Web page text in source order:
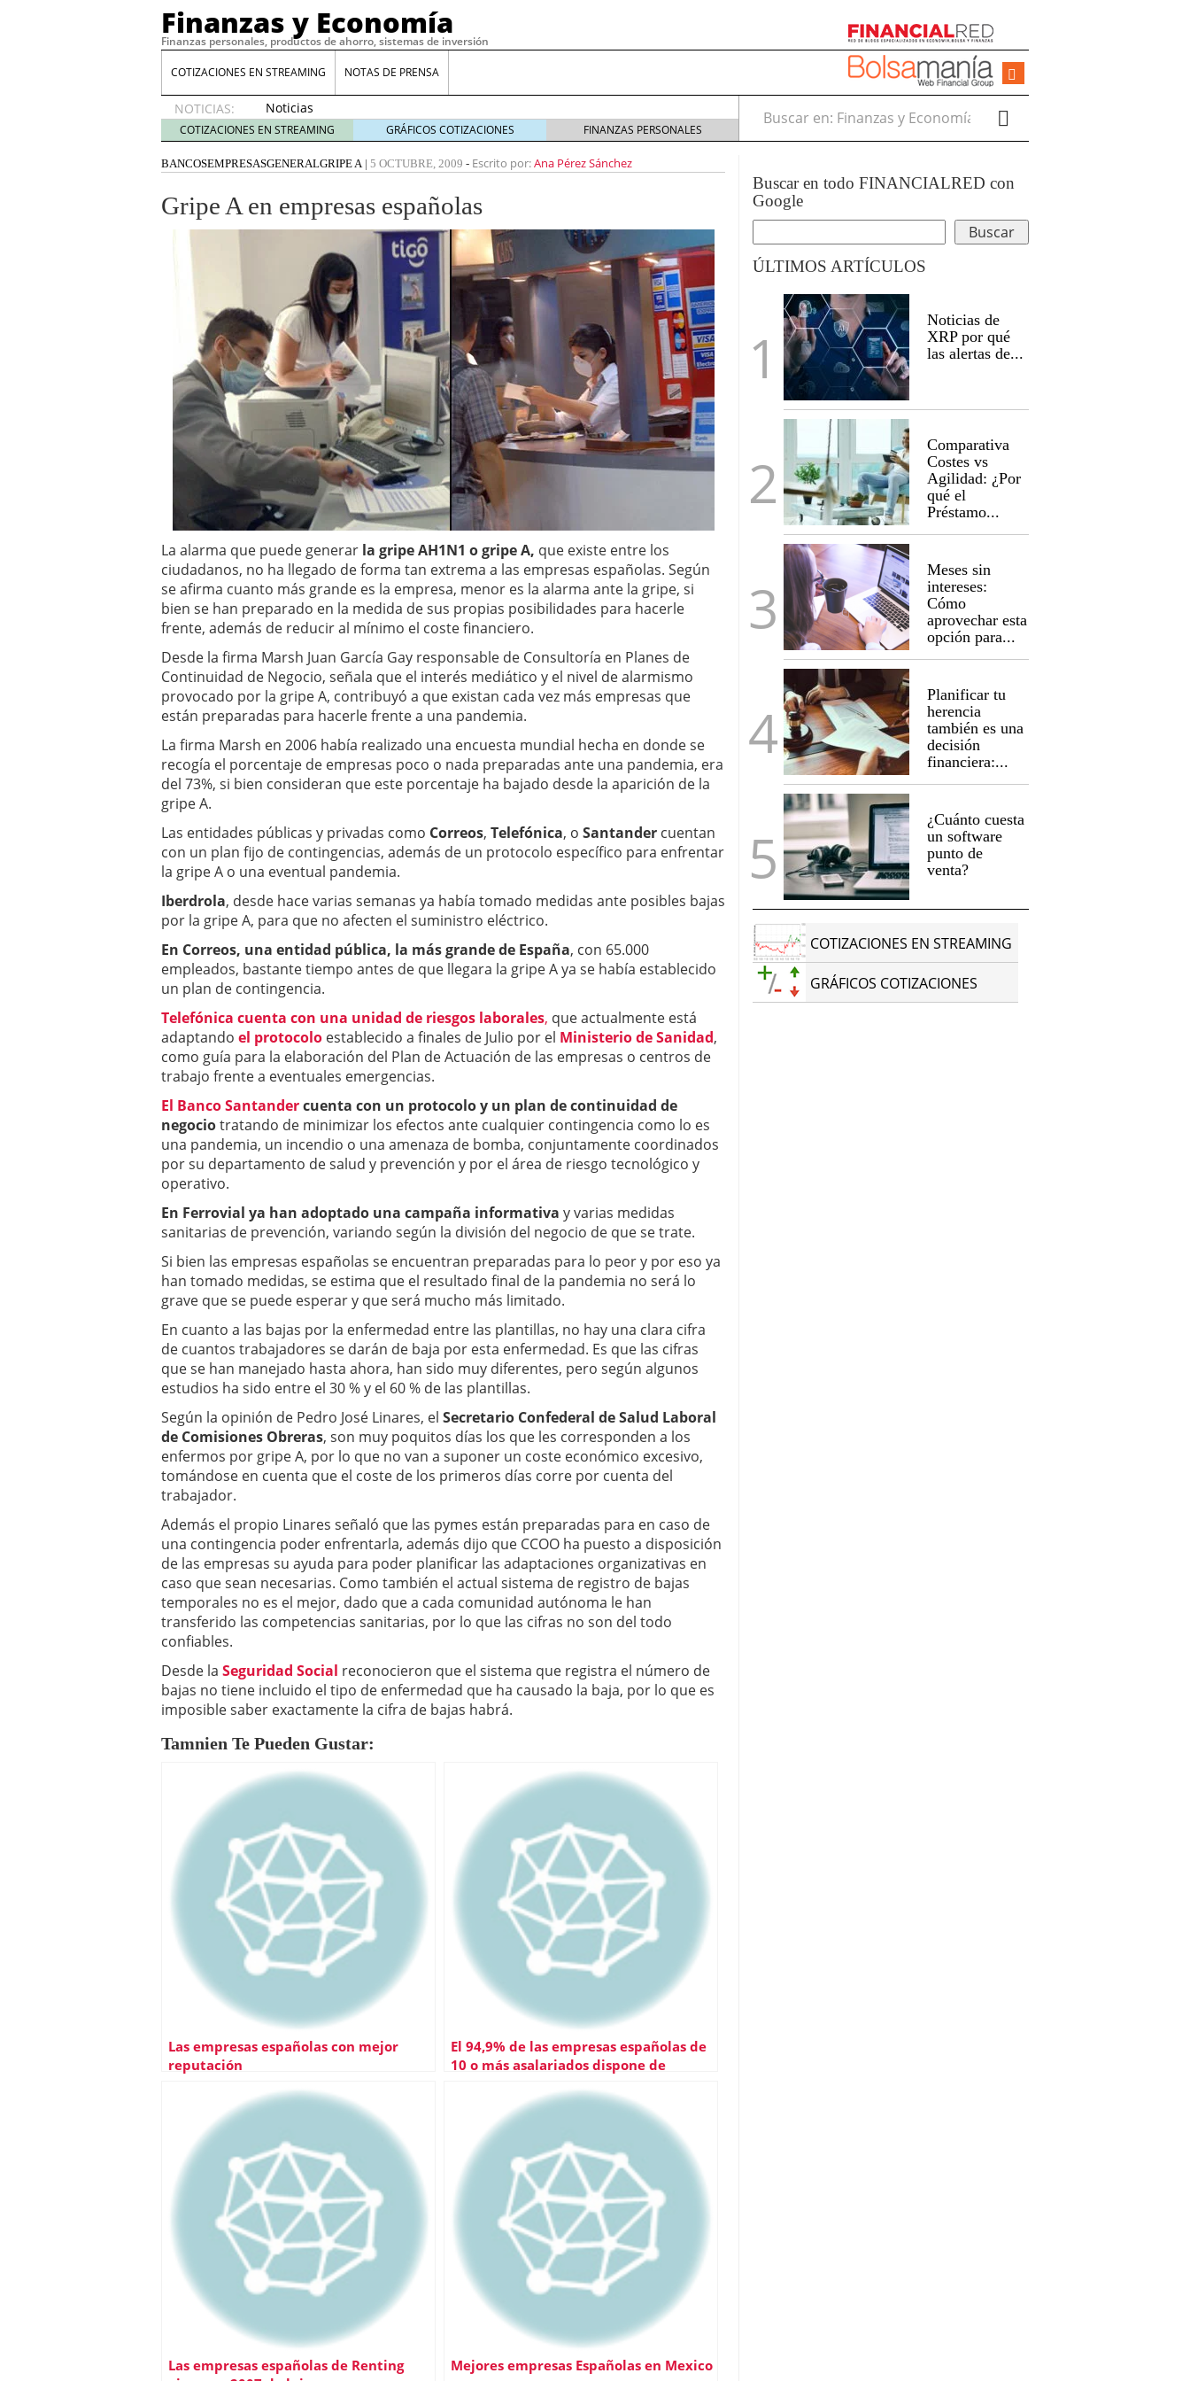
Finanzas y Economía
Finanzas personales, productos de ahorro, sistemas de inversión
COTIZACIONES EN STREAMING NOTAS DE PRENSA
NOTICIAS:
Noticias
de XRP
por qué
las
alertas
whales
suelen
16
de abril
de 2026
Comparativa Costes vs Agilidad: ¿Por qué el Préstamo Promotor privado
acelera la rentabilidad?
12 de diciembre de 2025
Meses sin intereses: Cómo aprovechar esta opción para gestionar tus
compras 24 de noviembre de 2025
Planificar tu herencia también es una decisión financiera: cómo anticiparte
a los costes 21 de noviembre de 2025
¿Cuánto cuesta un software punto de venta? 3 de octubre de 2025
COTIZACIONES EN STREAMING GRÁFICOS COTIZACIONES FINANZAS PERSONALES
Buscar en:
BANCOSEMPRESASGENERALGRIPE A| 5 OCTUBRE, 2009 - Escrito por:Ana Pérez Sánchez
Gripe A en empresas españolas
La alarma que puede generar la gripe AH1N1 o gripe A, que existe entre los
ciudadanos, no ha llegado de forma tan extrema a las empresas españolas. Según
se afirma cuanto más grande es la empresa, menor es la alarma ante la gripe, si
bien se han preparado en la medida de sus propias posibilidades para hacerle
frente, además de reducir al mínimo el coste financiero.
Desde la firma Marsh Juan García Gay responsable de Consultoría en Planes de
Continuidad de Negocio, señala que el interés mediático y el nivel de alarmismo
provocado por la gripe A, contribuyó a que existan cada vez más empresas que
están preparadas para hacerle frente a una pandemia.
La firma Marsh en 2006 había realizado una encuesta mundial hecha en donde se
recogía el porcentaje de empresas poco o nada preparadas ante una pandemia, era
del 73%, si bien consideran que este porcentaje ha bajado desde la aparición de la
gripe A.
Las entidades públicas y privadas como Correos, Telefónica, o Santander cuentan
con un plan fijo de contingencias, además de un protocolo específico para enfrentar
la gripe A o una eventual pandemia.
Iberdrola, desde hace varias semanas ya había tomado medidas ante posibles bajas
por la gripe A, para que no afecten el suministro eléctrico.
En Correos, una entidad pública, la más grande de España, con 65.000
empleados, bastante tiempo antes de que llegara la gripe A ya se había establecido
un plan de contingencia.
Telefónica cuenta con una unidad de riesgos laborales, que actualmente está
adaptando el protocolo establecido a finales de Julio por el Ministerio de Sanidad,
como guía para la elaboración del Plan de Actuación de las empresas o centros de
trabajo frente a eventuales emergencias.
El Banco Santandercuenta con un protocolo y un plan de continuidad de
negociotratando de minimizar los efectos ante cualquier contingencia como lo es
una pandemia, un incendio o una amenaza de bomba, conjuntamente coordinados
por su departamento de salud y prevención y por el área de riesgo tecnológico y
operativo.
En Ferrovial ya han adoptado una campaña informativa y varias medidas
sanitarias de prevención, variando según la división del negocio de que se trate.
Si bien las empresas españolas se encuentran preparadas para lo peor y por eso ya
han tomado medidas, se estima que el resultado final de la pandemia no será lo
grave que se puede esperar y que será mucho más limitado.
En cuanto a las bajas por la enfermedad entre las plantillas, no hay una clara cifra
de cuantos trabajadores se darán de baja por esta enfermedad. Es que las cifras
que se han manejado hasta ahora, han sido muy diferentes, pero según algunos
estudios ha sido entre el 30 % y el 60 % de las plantillas.
Según la opinión de Pedro José Linares, el Secretario Confederal de Salud Laboral
de Comisiones Obreras, son muy poquitos días los que les corresponden a los
enfermos por gripe A, por lo que no van a suponer un coste económico excesivo,
tomándose en cuenta que el coste de los primeros días corre por cuenta del
trabajador.
Además el propio Linares señaló que las pymes están preparadas para en caso de
una contingencia poder enfrentarla, además dijo que CCOO ha puesto a disposición
de las empresas su ayuda para poder planificar las adaptaciones organizativas en
caso que sean necesarias. Como también el actual sistema de registro de bajas
temporales no es el mejor, dado que a cada comunidad autónoma le han
transferido las competencias sanitarias, por lo que las cifras no son del todo
confiables.
Desde la Seguridad Social reconocieron que el sistema que registra el número de
bajas no tiene incluido el tipo de enfermedad que ha causado la baja, por lo que es
imposible saber exactamente la cifra de bajas habrá.
Tamnien Te Pueden Gustar:
Las empresas españolas con mejor
reputación
El 94,9% de las empresas españolas de
10 o más asalariados dispone de
Las empresas españolas de Renting
Mejores empresas Españolas en Mexico
Buscar en todo FINANCIALRED con
Google
ÚLTIMOS ARTÍCULOS
Noticias de
XRP por qué
las alertas de...
Comparativa
Costes vs
Agilidad: ¿Por
qué el
Préstamo...
Meses sin
intereses:
Cómo
aprovechar esta
opción para...
Planificar tu
herencia
también es una
decisión
financiera:...
¿Cuánto cuesta
un software
punto de
venta?
COTIZACIONES EN STREAMING
GRÁFICOS COTIZACIONES